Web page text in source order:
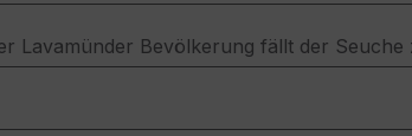
Lavamünder Bevölkerung fällt der Seuche